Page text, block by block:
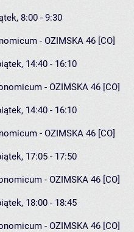
8:00 - 9:30
- OZIMSKA 46 [CO]
14:40 - 16:10
- OZIMSKA 46 [CO]
14:40 - 16:10
- OZIMSKA 46 [CO]
17:05 - 17:50
- OZIMSKA 46 [CO]
18:00 - 18:45
- OZIMSKA 46 [CO]